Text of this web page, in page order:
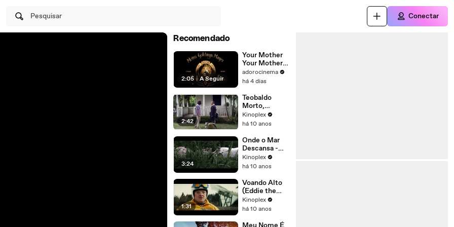
Pesquisar Conectar
Recomendado
2:05 | A Seguir
Your Mother
Your Mother
Your Mother
Trailer
adorocinema
há 4 dias
2:42
Teobaldo
Morto,
Romeu
Exilado
Oficial]
Kinoplex
há 10 anos
3:24
Onde o Mar
Descansa -
Trailer
Original
Kinoplex
há 10 anos
1:31
Voando Alto
(Eddie the
Eagle, 2016) -
Trailer
Kinoplex
há 10 anos